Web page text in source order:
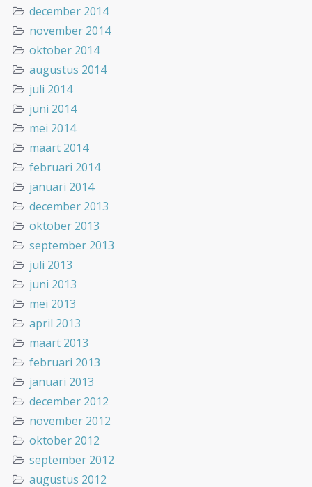
december 2014
november 2014
oktober 2014
augustus 2014
juli 2014
juni 2014
mei 2014
maart 2014
februari 2014
januari 2014
december 2013
oktober 2013
september 2013
juli 2013
juni 2013
mei 2013
april 2013
maart 2013
februari 2013
januari 2013
december 2012
november 2012
oktober 2012
september 2012
augustus 2012